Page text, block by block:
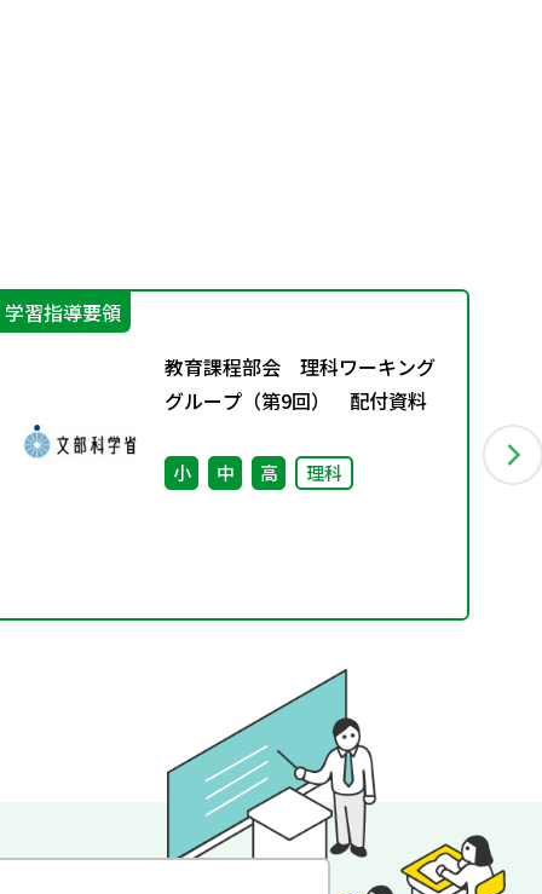
学習指導要領
教育課程部会 理科ワーキング
グループ（第9回） 配付資料
小 中 高 理科